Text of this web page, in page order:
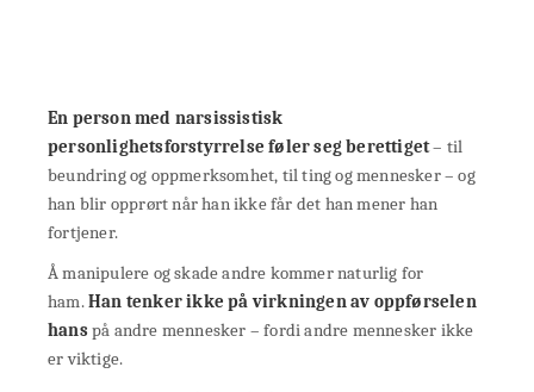
En person med narsissistisk
personlighetsforstyrrelse føler seg berettiget– til
beundring og oppmerksomhet, til ting og mennesker – og
han blir opprørt når han ikke får det han mener han
fortjener.
Å manipulere og skade andre kommer naturlig for
ham.Han tenker ikke på virkningen av oppførselen
hanspå andre mennesker – fordi andre mennesker ikke
er viktige.